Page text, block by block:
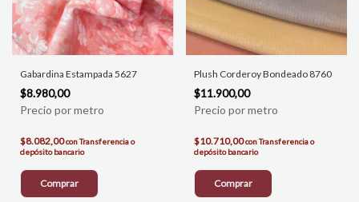
Gabardina Estampada 5627
$8.980,00
$8.082,00conTransferencia o
depósito bancario
Comprar
Plush Corderoy Bondeado 8760
$11.900,00
$10.710,00conTransferencia o
depósito bancario
Comprar